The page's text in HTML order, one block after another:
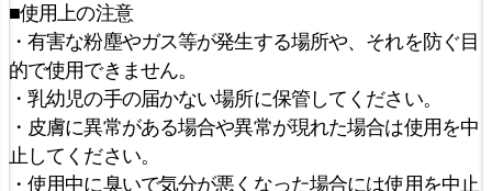
■使用上の注意
・有害な粉塵やガス等が発生する場所や、それを防ぐ目
的で使用できません。
・乳幼児の手の届かない場所に保管してください。
・皮膚に異常がある場合や異常が現れた場合は使用を中
止してください。
・使用中に臭いで気分が悪くなった場合には使用を中止